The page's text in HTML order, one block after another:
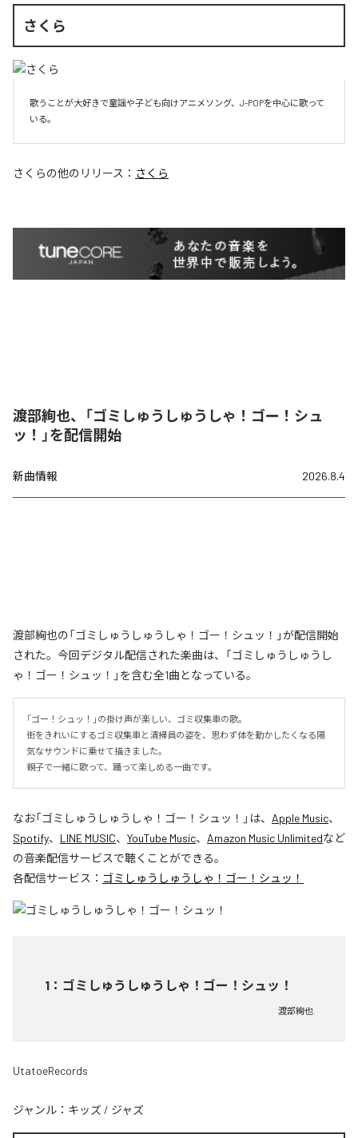
さくら
歌うことが大好きで童謡や子ども向けアニメソング、J-POPを中心に歌って
いる。
さくらの他のリリース： さくら
渡部絢也、「ゴミしゅうしゅうしゃ！ゴー！シュ
ッ！」を配信開始
新曲情報 2026.8.4
渡部絢也の「ゴミしゅうしゅうしゃ！ゴー！シュッ！」が配信開始
された。今回デジタル配信された楽曲は、「ゴミしゅうしゅうし
ゃ！ゴー！シュッ！」を含む全1曲となっている。
「ゴー！シュッ！」の掛け声が楽しい、ゴミ収集車の歌。
街をきれいにするゴミ収集車と清掃員の姿を、思わず体を動かしたくなる陽
気なサウンドに乗せて描きました。
親子で一緒に歌って、踊って楽しめる一曲です。
なお「ゴミしゅうしゅうしゃ！ゴー！シュッ！ 」は、 Apple Music、
Spotify、 LINE MUSIC、 YouTube Music、 Amazon Music Unlimitedなど
の音楽配信サービスで聴くことができる。
各配信サービス： ゴミしゅうしゅうしゃ！ゴー！シュッ！
1 ： ゴミしゅうしゅうしゃ！ゴー！シュッ！
渡部絢也
UtatoeRecords
ジャンル： キッズ / ジャズ